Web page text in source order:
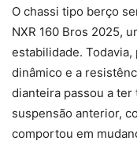
O chassi tipo berço
NXR 160 Bros 2025,
estabilidade.
dinâmico e a
dianteira passou a
suspensão anterior,
comportou em